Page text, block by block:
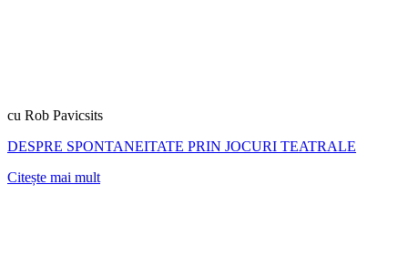
cu Rob Pavicsits
DESPRE SPONTANEITATE PRIN JOCURI TEATRALE
Citește mai mult